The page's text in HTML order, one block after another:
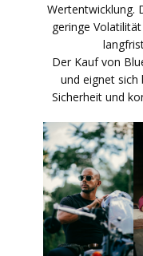
Wertentwicklung.
geringe
Der Kauf von
und eignet sich
Sicherheit und